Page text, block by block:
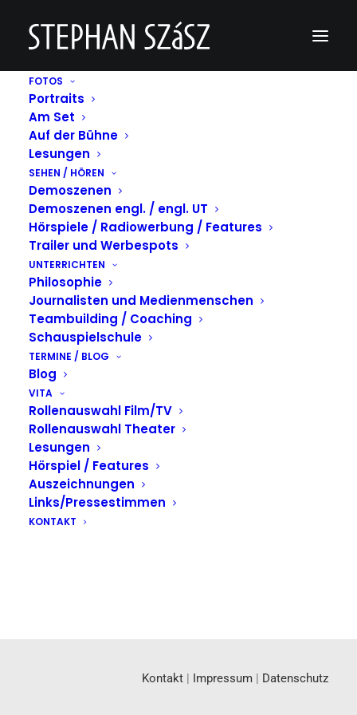
FOTOS
Portraits
Am Set
Auf der Bühne
Lesungen
SEHEN / HÖREN
Demoszenen
Demoszenen engl. / engl. UT
Hörspiele / Radiowerbung / Features
Trailer und Werbespots
UNTERRICHTEN
Philosophie
Journalisten und Medienmenschen
Teambuilding / Coaching
Schauspielschule
TERMINE / BLOG
Blog
VITA
Rollenauswahl Film/TV
Rollenauswahl Theater
Lesungen
Hörspiel / Features
Auszeichnungen
Links/Pressestimmen
KONTAKT
Plakat_Und Gott sprach_Wir müssen reden
Home
Plakat_Und Gott sprach_Wir müssen reden Kopie
Plakat_Und Gott sprach_Wir müssen reden Kopie
Kontakt | Impressum | Datenschutz